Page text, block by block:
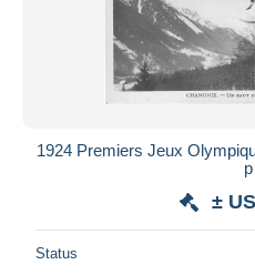
1924 Premiers Jeux
p
±
Status